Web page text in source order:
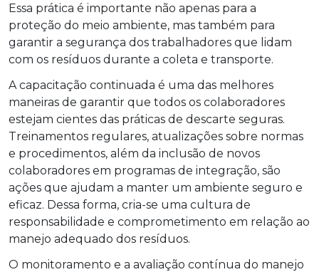
Essa prática é importante não apenas para a
proteção do meio ambiente, mas também para
garantir a segurança dos trabalhadores que lidam
com os resíduos durante a coleta e transporte.
A capacitação continuada é uma das melhores
maneiras de garantir que todos os colaboradores
estejam cientes das práticas de descarte seguras.
Treinamentos regulares, atualizações sobre normas
e procedimentos, além da inclusão de novos
colaboradores em programas de integração, são
ações que ajudam a manter um ambiente seguro e
eficaz. Dessa forma, cria-se uma cultura de
responsabilidade e comprometimento em relação ao
manejo adequado dos resíduos.
O monitoramento e a avaliação contínua do manejo